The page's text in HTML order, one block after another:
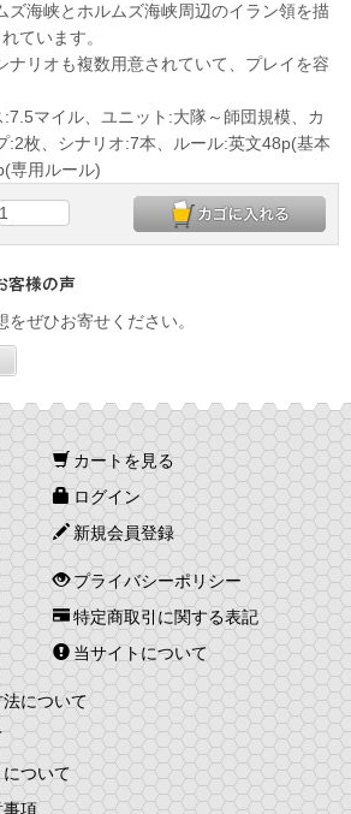
海峡とホルムズ海峡周辺のイラン領を描
ています。
リオも複数用意されていて、プレイを容
マイル、ユニット:大隊～師団規模、カ
:2枚、シナリオ:7本、ルール:英文48p(基本
専用ルール)
ぜひお寄せください。
カートを見る
ログイン
新規会員登録
プライバシーポリシー
特定商取引に関する表記
当サイトについて
について
ついて
事項